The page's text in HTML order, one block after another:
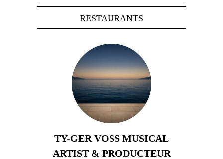
RESTAURANTS
TY-GER VOSS MUSICAL
ARTIST & PRODUCTEUR